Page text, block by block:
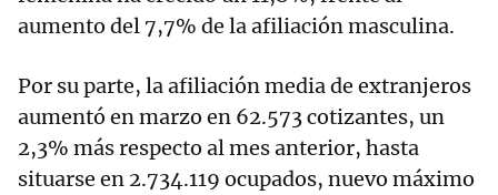
aumento del 7,7% de la afiliación masculina.
Por su parte, la afiliación media de extranjeros
aumentó en marzo en 62.573 cotizantes, un
2,3% más respecto al mes anterior, hasta
situarse en 2.734.119 ocupados, nuevo máximo